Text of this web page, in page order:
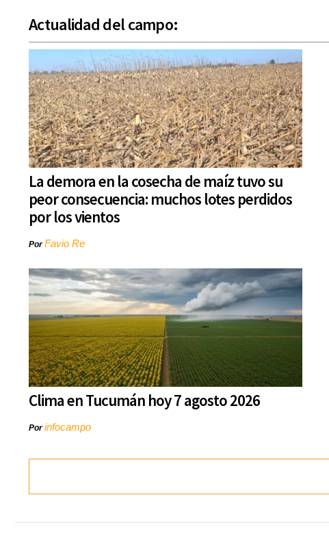
Actualidad del campo:
La demora en la cosecha de maíz tuvo su
peor consecuencia: muchos lotes perdidos
por los vientos
PorFavio Re
Clima en Tucumán hoy 7 agosto 2026
Porinfocampo